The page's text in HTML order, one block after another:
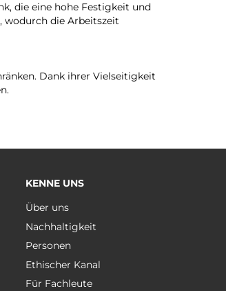
die eine hohe Festigkeit und
wodurch die Arbeitszeit
Dank ihrer Vielseitigkeit
KENNE UNS
Über uns
Nachhaltigkeit
Personen
Ethischer Kanal
Für Fachleute